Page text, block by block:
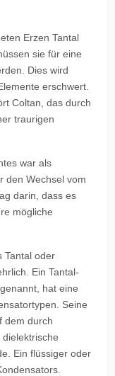
Erzen Tantal
sie für eine
Dies wird
erschwert.
Coltan, das durch
traurigen
war als
den Wechsel vom
darin, dass es
mögliche
Tantal oder
Ein Tantal-
hat eine
Seine
dem durch
Ein flüssiger oder